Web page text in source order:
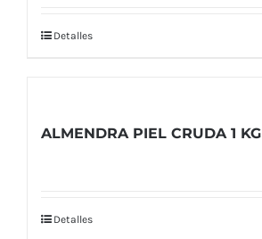
Detalles
ALMENDRA PIEL CRUDA 1 KG
Detalles